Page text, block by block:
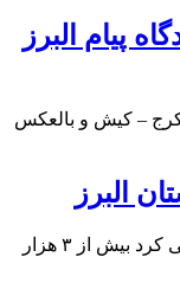
پیام البرز
کرج – کیش و بالعکس
البرز
مدیر جهاد کشاورزی شهرستان البرز پیش بینی کرد بیش از ۳ هزار